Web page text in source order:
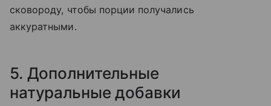
сковороду, чтобы порции получались
аккуратными.
5. Дополнительные
натуральные добавки